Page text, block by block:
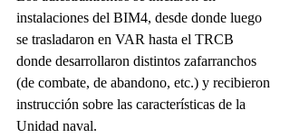
instalaciones del BIM4, desde donde luego
se trasladaron en VAR hasta el TRCB
donde desarrollaron distintos zafarranchos
(de combate, de abandono, etc.) y recibieron
instrucción sobre las características de la
Unidad naval.